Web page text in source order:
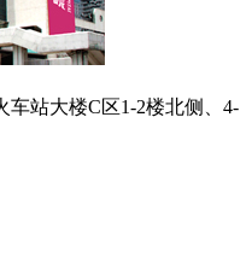
站大楼C区1-2楼北侧、4-